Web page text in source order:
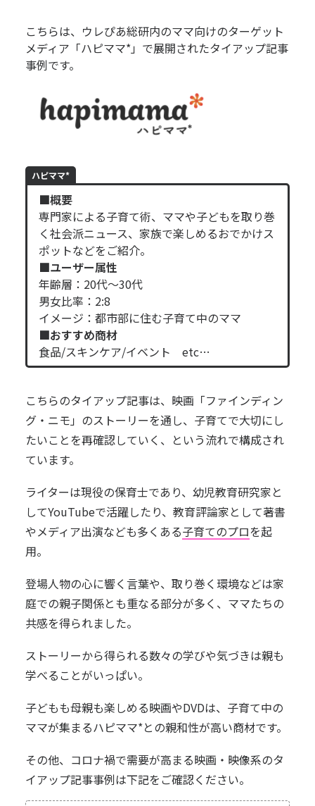
こちらは、ウレぴあ総研内のママ向けのターゲット
メディア「ハピママ*」で展開されたタイアップ記事
事例です。
ハピママ*
■概要
専門家による子育て術、ママや子どもを取り巻
く社会派ニュース、家族で楽しめるおでかけス
ポットなどをご紹介。
■ユーザー属性
年齢層：20代～30代
男女比率：2:8
イメージ：都市部に住む子育て中のママ
■おすすめ商材
食品/スキンケア/イベント etc…
こちらのタイアップ記事は、映画「ファインディン
グ・ニモ」のストーリーを通し、子育てで大切にし
たいことを再確認していく、という流れで構成され
ています。
ライターは現役の保育士であり、幼児教育研究家と
してYouTubeで活躍したり、教育評論家として著書
やメディア出演なども多くある子育てのプロを起
用。
登場人物の心に響く言葉や、取り巻く環境などは家
庭での親子関係とも重なる部分が多く、ママたちの
共感を得られました。
ストーリーから得られる数々の学びや気づきは親も
学べることがいっぱい。
子どもも母親も楽しめる映画やDVDは、子育て中の
ママが集まるハピママ*との親和性が高い商材です。
その他、コロナ禍で需要が高まる映画・映像系のタ
イアップ記事事例は下記をご確認ください。